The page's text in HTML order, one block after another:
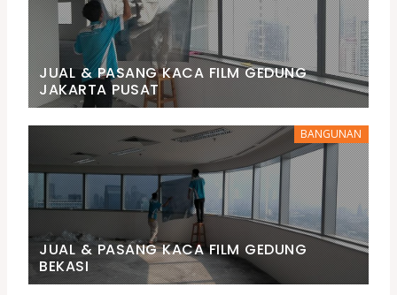
JUAL & PASANG KACA FILM GEDUNG
JAKARTA PUSAT
BANGUNAN
JUAL & PASANG KACA FILM GEDUNG
BEKASI